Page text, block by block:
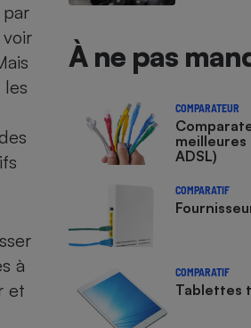
à
et
À ne pas
COMPARATEUR
meilleures
ADSL)
COMPARATIF
COMPARATIF
Tablettes